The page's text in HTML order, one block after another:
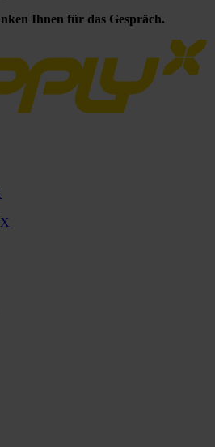
Ihnen für das Gespräch.